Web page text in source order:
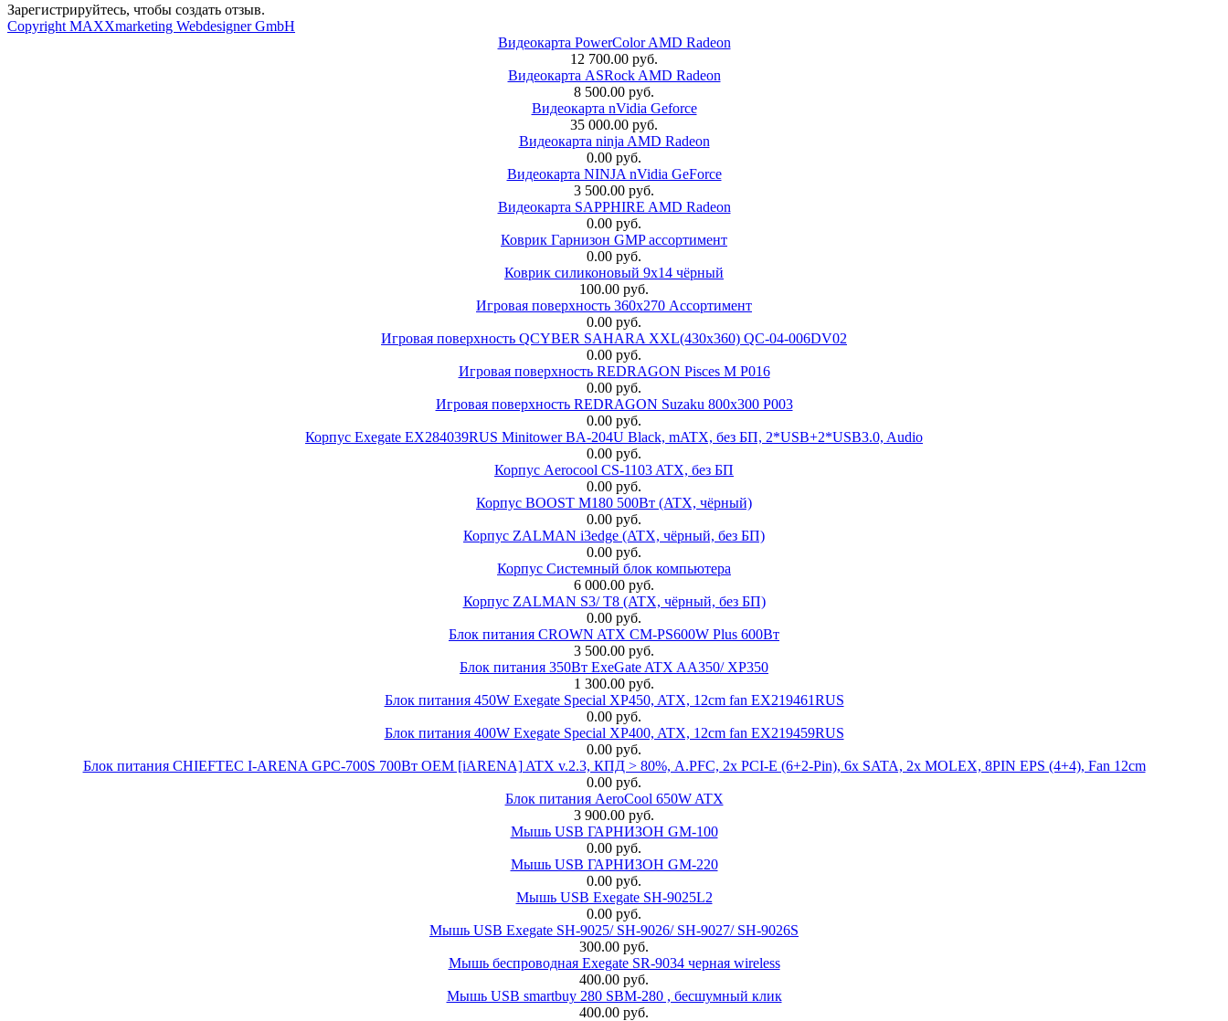
Зарегистрируйтесь, чтобы создать отзыв.
Copyright MAXXmarketing Webdesigner GmbH
Видеокарта PowerColor AMD Radeon
12 700.00 руб.
Видеокарта ASRock AMD Radeon
8 500.00 руб.
Видеокарта nVidia Geforce
35 000.00 руб.
Видеокарта ninja AMD Radeon
0.00 руб.
Видеокарта NINJA nVidia GeForce
3 500.00 руб.
Видеокарта SAPPHIRE AMD Radeon
0.00 руб.
Коврик Гарнизон GMP ассортимент
0.00 руб.
Коврик силиконовый 9х14 чёрный
100.00 руб.
Игровая поверхность 360x270 Ассортимент
0.00 руб.
Игровая поверхность QCYBER SAHARA XXL(430x360) QC-04-006DV02
0.00 руб.
Игровая поверхность REDRAGON Pisces M P016
0.00 руб.
Игровая поверхность REDRAGON Suzaku 800x300 P003
0.00 руб.
Корпус Exegate EX284039RUS Minitower BA-204U Black, mATX, без БП, 2*USB+2*USB3.0, Audio
0.00 руб.
Корпус Aerocool CS-1103 ATX, без БП
0.00 руб.
Корпус BOOST M180 500Вт (ATX, чёрный)
0.00 руб.
Корпус ZALMAN i3edge (ATX, чёрный, без БП)
0.00 руб.
Корпус Системный блок компьютера
6 000.00 руб.
Корпус ZALMAN S3/ T8 (ATX, чёрный, без БП)
0.00 руб.
Блок питания CROWN ATX CM-PS600W Plus 600Вт
3 500.00 руб.
Блок питания 350Вт ExeGate ATX AA350/ XP350
1 300.00 руб.
Блок питания 450W Exegate Special XP450, ATX, 12cm fan EX219461RUS
0.00 руб.
Блок питания 400W Exegate Special XP400, ATX, 12cm fan EX219459RUS
0.00 руб.
Блок питания CHIEFTEC I-ARENA GPC-700S 700Вт OEM [iARENA] ATX v.2.3, КПД > 80%, A.PFC, 2x PCI-E (6+2-Pin), 6x SATA, 2x MOLEX, 8PIN EPS (4+4), Fan 12cm
0.00 руб.
Блок питания AeroCool 650W ATX
3 900.00 руб.
Мышь USB ГАРНИЗОН GM-100
0.00 руб.
Мышь USB ГАРНИЗОН GM-220
0.00 руб.
Мышь USB Exegate SH-9025L2
0.00 руб.
Мышь USB Exegate SH-9025/ SH-9026/ SH-9027/ SH-9026S
300.00 руб.
Мышь беспроводная Exegate SR-9034 черная wireless
400.00 руб.
Мышь USB smartbuy 280 SBM-280 , бесшумный клик
400.00 руб.